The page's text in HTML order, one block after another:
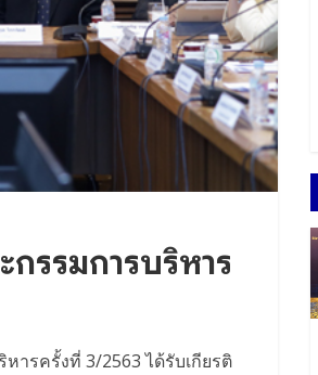
รรมการบริหาร
ารครั้งที่ 3/2563 ได้รับเกียรติ